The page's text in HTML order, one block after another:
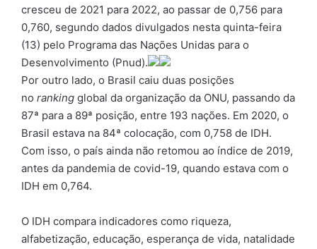
cresceu de 2021 para 2022, ao passar de 0,756 para
0,760, segundo dados divulgados nesta quinta-feira
(13) pelo Programa das Nações Unidas para o
Desenvolvimento (Pnud).
Por outro lado, o Brasil caiu duas posições
no ranking global da organização da ONU, passando da
87ª para a 89ª posição, entre 193 nações. Em 2020, o
Brasil estava na 84ª colocação, com 0,758 de IDH.
Com isso, o país ainda não retomou ao índice de 2019,
antes da pandemia de covid-19, quando estava com o
IDH em 0,764.
O IDH compara indicadores como riqueza,
alfabetização, educação, esperança de vida, natalidade